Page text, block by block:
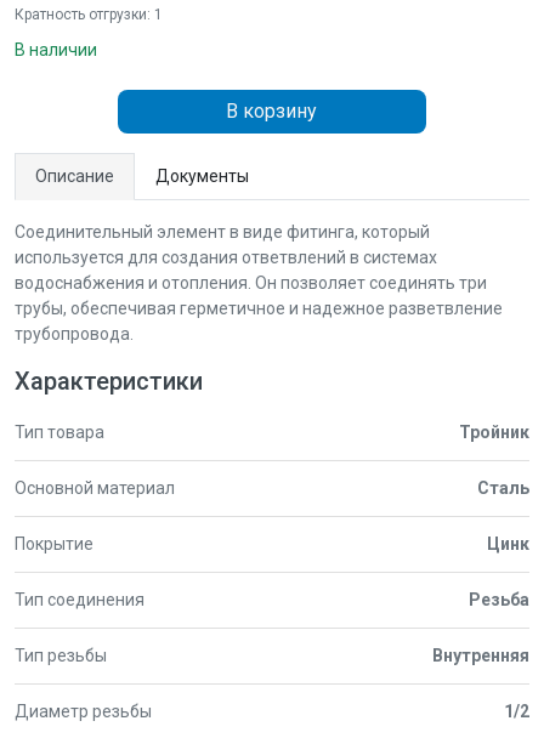
Кратность отгрузки: 1
В наличии
В корзину
Описание Документы
Cоединительный элемент в виде фитинга, который
используется для создания ответвлений в системах
водоснабжения и отопления. Он позволяет соединять три
трубы, обеспечивая герметичное и надежное разветвление
трубопровода.
Характеристики
Тип товара Тройник
Основной материал Сталь
Покрытие Цинк
Тип соединения Резьба
Тип резьбы Внутренняя
Диаметр резьбы 1/2